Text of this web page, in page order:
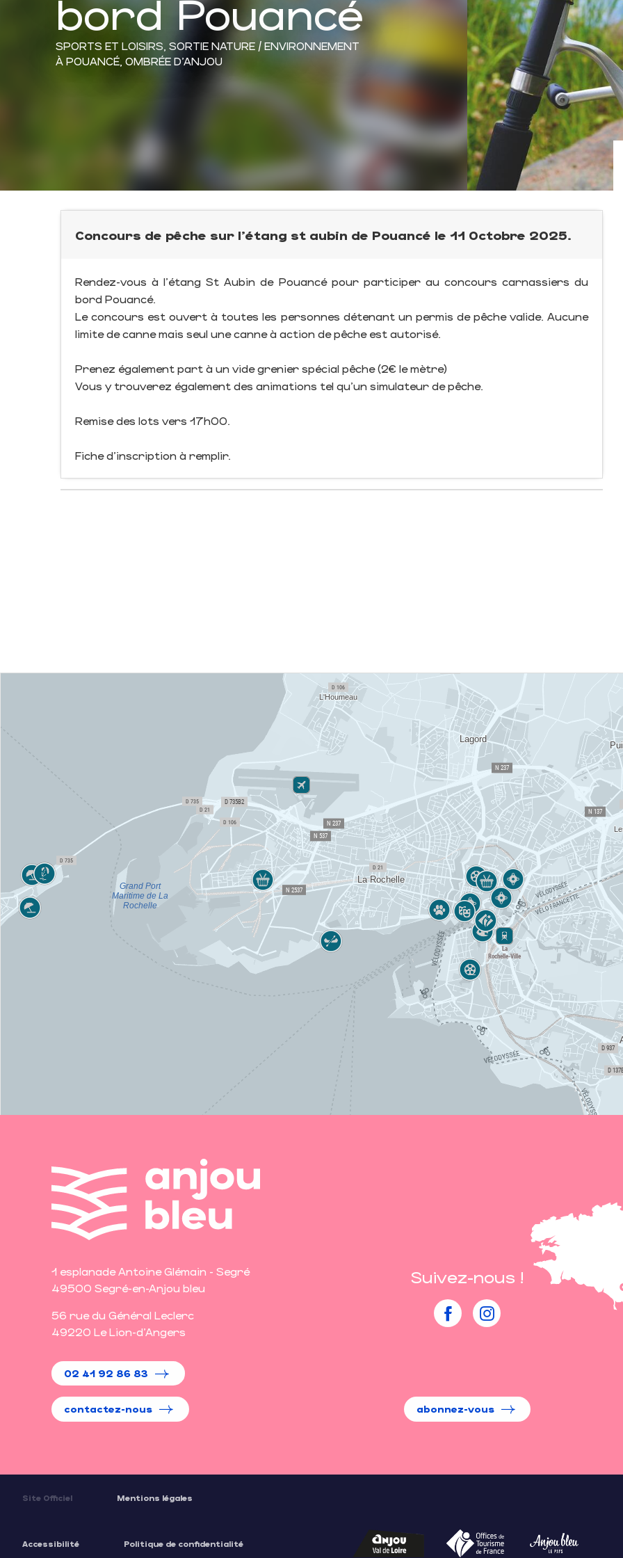
bord Pouancé
SPORTS ET LOISIRS, SORTIE NATURE / ENVIRONNEMENT
À POUANCÉ, OMBRÉE D'ANJOU
Concours de pêche sur l'étang st aubin de Pouancé le 11 Octobre 2025.
Rendez-vous à l'étang St Aubin de Pouancé pour participer au concours carnassiers du
bord Pouancé.
Le concours est ouvert à toutes les personnes détenant un permis de pêche valide. Aucune
limite de canne mais seul une canne à action de pêche est autorisé.
Prenez également part à un vide grenier spécial pêche (2€ le mètre)
Vous y trouverez également des animations tel qu'un simulateur de pêche.
Remise des lots vers 17h00.
Fiche d'inscription à remplir.
1 esplanade Antoine Glémain - Segré
49500 Segré-en-Anjou bleu
56 rue du Général Leclerc
49220 Le Lion-d'Angers
02 41 92 86 83
contactez-nous
Suivez-nous !
abonnez-vous
Site Officiel Mentions légales
Accessibilité Politique de confidentialité